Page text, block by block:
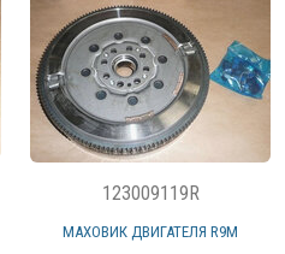
123009119R
МАХОВИК ДВИГАТЕЛЯ R9M